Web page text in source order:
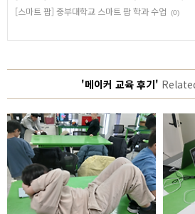
[스마트 팜] 중부대학교 스마트 팜 학과 수업 (0)
'메이커 교육 후기'